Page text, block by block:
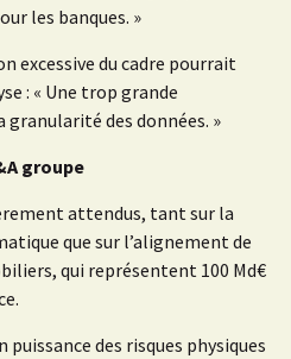
les banques. »
excessive du cadre pourrait
: « Une trop grande
des données. »
groupe
attendus, tant sur la
que sur l’alignement de
qui représentent 100 Md€
des risques physiques